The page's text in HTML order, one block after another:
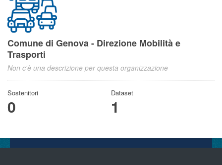
Comune di Genova - Direzione Mobilità e
Trasporti
Non c'è una descrizione per questa organizzazione
Sostenitori
0
Dataset
1